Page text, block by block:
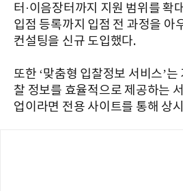
터·이음장터까지 지원 범위를 확
입점 등록까지 입점 전 과정을 아
컨설팅을 신규 도입했다.
또한 ‘맞춤형 입찰정보 서비스’
찰 정보를 효율적으로 제공하는
업이라면 전용 사이트를 통해 상